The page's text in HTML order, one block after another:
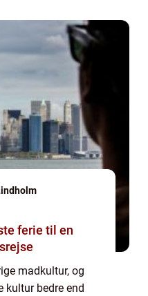
ferie til en
madkultur, og
kultur bedre end